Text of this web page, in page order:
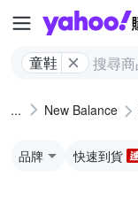
童鞋
New Balance
品牌 快速到貨